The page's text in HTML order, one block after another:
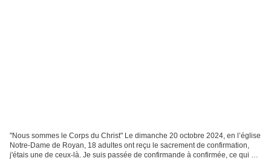
"Nous sommes le Corps du Christ" Le dimanche 20 octobre 2024, en l’église
Notre-Dame de Royan, 18 adultes ont reçu le sacrement de confirmation,
j'étais une de ceux-là. Je suis passée de confirmande à confirmée, ce qui est